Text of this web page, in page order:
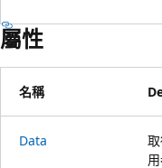
屬性
名稱
Data